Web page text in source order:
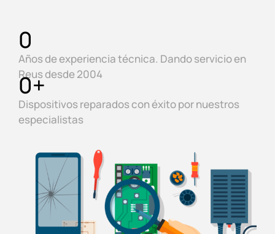
Años de experiencia técnica. Dando servicio en
Reus desde 2004
0
Dispositivos reparados con éxito por nuestros
especialistas
0+